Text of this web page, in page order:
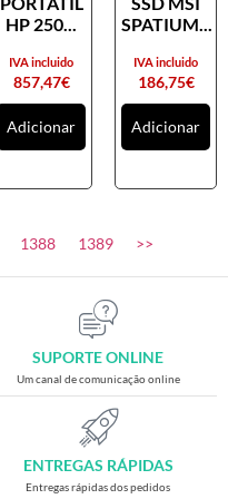
HP 250...
857,47€
IVA incluido
Adicionar
SPATIUM...
186,75€
IVA incluido
Adicionar
1388 1389 >>
SUPORTE ONLINE
Um canal de comunicação online
ENTREGAS RÁPIDAS
Entregas rápidas dos pedidos